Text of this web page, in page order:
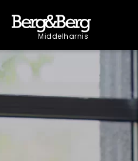
Middelharnis